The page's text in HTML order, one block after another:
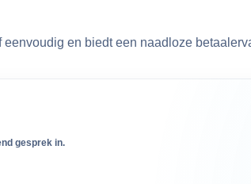
en biedt een naadloze
gesprek in.